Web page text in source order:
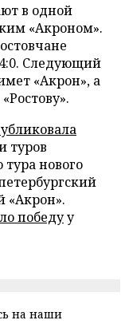
в одной
«Акроном».
Следующий
«Акрон», а
туров
тура нового
«Акрон».
победуу
на наши